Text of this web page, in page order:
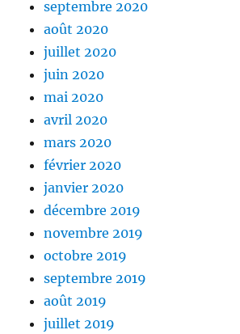
septembre 2020
août 2020
juillet 2020
juin 2020
mai 2020
avril 2020
mars 2020
février 2020
janvier 2020
décembre 2019
novembre 2019
octobre 2019
septembre 2019
août 2019
juillet 2019